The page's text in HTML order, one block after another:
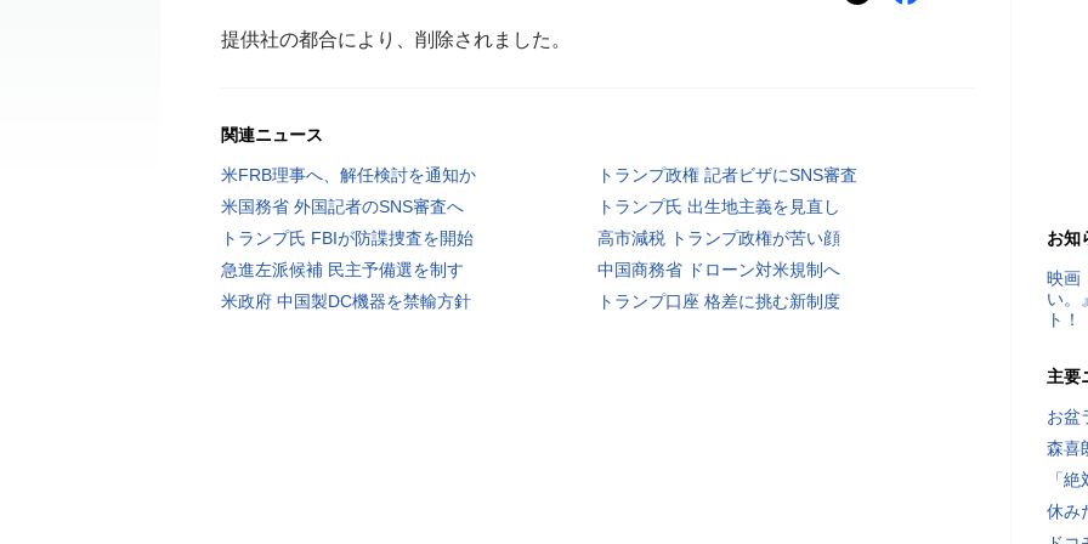
提供社の都合により、削除されました。
関連ニュース
米FRB理事へ、解任検討を通知か
トランプ政権 記者ビザにSNS審査
米国務省 外国記者のSNS審査へ
トランプ氏 出生地主義を見直し
トランプ氏 FBIが防諜捜査を開始
高市減税 トランプ政権が苦い顔
急進左派候補 民主予備選を制す
中国商務省 ドローン対米規制へ
米政府 中国製DC機器を禁輸方針
トランプ口座 格差に挑む新制度
お知
映画
い。
ト！
主要
お盆
森喜
「
休み